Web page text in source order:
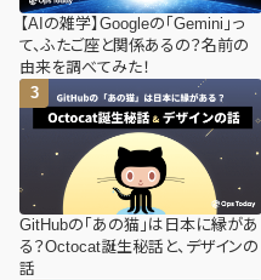
【AIの雑学】Googleの「Gemini」っ
て、ふたご座と関係あるの？名前の
由来を調べてみた！
GitHubの「あの猫」は日本に縁があ
る？Octocat誕生秘話と、デザインの
話